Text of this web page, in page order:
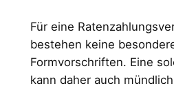
Für eine
bestehen keine
Formvorschriften. Eine
kann daher auch